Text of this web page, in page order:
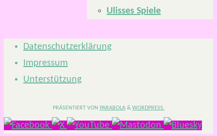
Ulisses Spiele
Datenschutzerklärung
Impressum
Unterstützung
PRÄSENTIERT VON PARABOLA& WORDPRESS.